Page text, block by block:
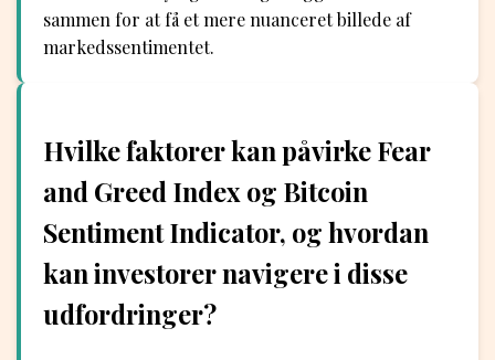
sammen for at få et mere nuanceret billede af
markedssentimentet.
Hvilke faktorer kan påvirke Fear
and Greed Index og Bitcoin
Sentiment Indicator, og hvordan
kan investorer navigere i disse
udfordringer?